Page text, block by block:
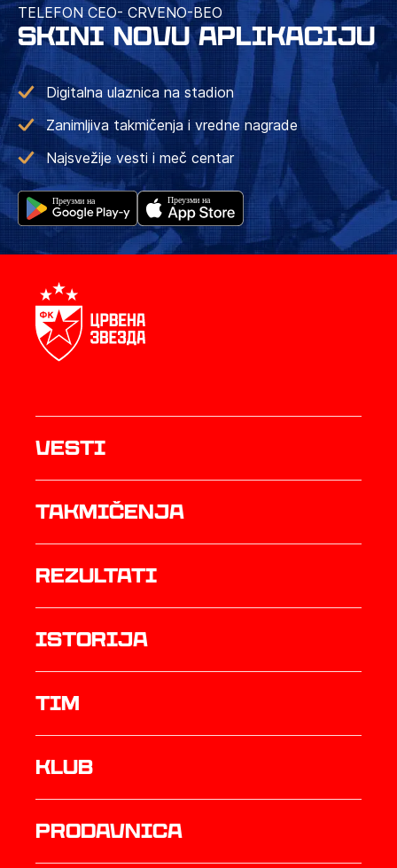
TELEFON CEO- CRVENO-BEO
SKINI NOVU APLIKACIJU
Digitalna ulaznica na stadion
Zanimljiva takmičenja i vredne nagrade
Najsvežije vesti i meč centar
Vesti
Takmičenja
rezultati
istorija
TIM
Klub
prodavnica